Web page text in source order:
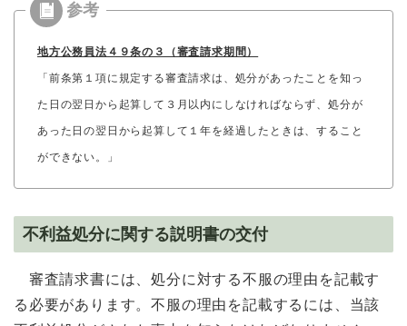
地方公務員法４９条の３（審査請求期間）
「前条第１項に規定する審査請求は、処分があったことを知っ
た日の翌日から起算して３月以内にしなければならず、処分が
あった日の翌日から起算して１年を経過したときは、すること
ができない。」
不利益処分に関する説明書の交付
審査請求書には、処分に対する不服の理由を記載す
る必要があります。不服の理由を記載するには、当該